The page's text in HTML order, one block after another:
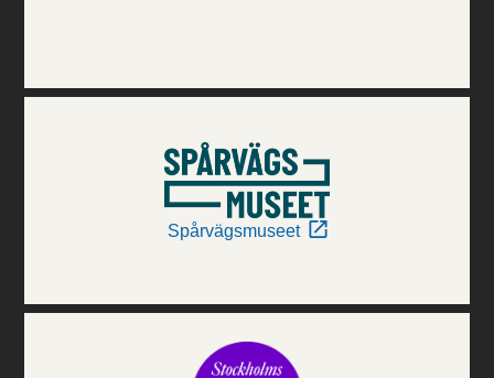
Spårvägsmuseet